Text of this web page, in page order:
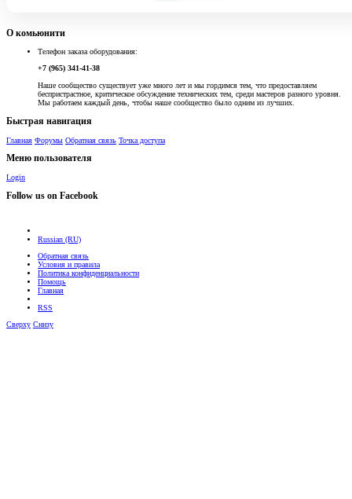
О комьюнити
Телефон заказа оборудования:
+7 (965) 341-41-38
Наше сообщество существует уже много лет и мы гордимся тем, что предоставляем
беспристрастное, критическое обсуждение технических тем, среди мастеров разного уровня.
Мы работаем каждый день, чтобы наше сообщество было одним из лучших.
Быстрая навигация
Главная Форумы Обратная связь Точка доступа
Меню пользователя
Login
Follow us on Facebook
Russian (RU)
Обратная связь
Условия и правила
Политика конфиденциальности
Помощь
Главная
RSS
Сверху Снизу